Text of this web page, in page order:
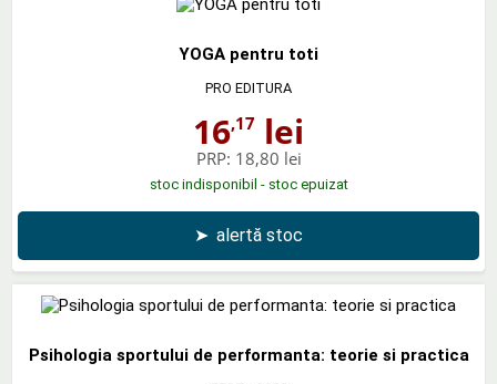
YOGA pentru toti
PRO EDITURA
16,17 lei
PRP: 18,80 lei
stoc indisponibil - stoc epuizat
➤ alertă stoc
Psihologia sportului de performanta: teorie si practica